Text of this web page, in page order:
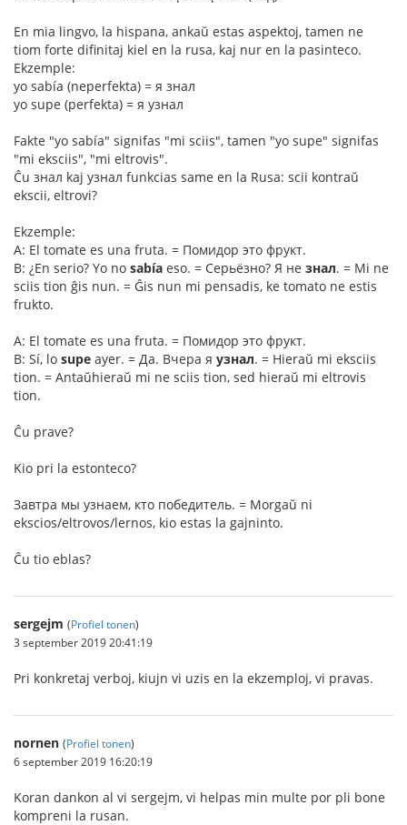
En mia lingvo, la hispana, ankaŭ estas aspektoj, tamen ne
tiom forte difinitaj kiel en la rusa, kaj nur en la pasinteco.
Ekzemple:
yo sabía (neperfekta) = я знал
yo supe (perfekta) = я узнал
Fakte "yo sabía" signifas "mi sciis", tamen "yo supe" signifas
"mi eksciis", "mi eltrovis".
Ĉu знал kaj узнал funkcias same en la Rusa: scii kontraŭ
ekscii, eltrovi?
Ekzemple:
A: El tomate es una fruta. = Помидор это фрукт.
B: ¿En serio? Yo no sabía eso. = Серьёзно? Я не знал. = Mi ne
sciis tion ĝis nun. = Ĝis nun mi pensadis, ke tomato ne estis
frukto.
A: El tomate es una fruta. = Помидор это фрукт.
B: Sí, lo supe ayer. = Да. Вчера я узнал. = Hieraŭ mi eksciis
tion. = Antaŭhieraŭ mi ne sciis tion, sed hieraŭ mi eltrovis
tion.
Ĉu prave?
Kio pri la estonteco?
Завтра мы узнаем, кто победитель. = Morgaŭ ni
ekscios/eltrovos/lernos, kio estas la gajninto.
Ĉu tio eblas?
sergejm (Profiel tonen)
3 september 2019 20:41:19
Pri konkretaj verboj, kiujn vi uzis en la ekzemploj, vi pravas.
nornen (Profiel tonen)
6 september 2019 16:20:19
Koran dankon al vi sergejm, vi helpas min multe por pli bone
kompreni la rusan.